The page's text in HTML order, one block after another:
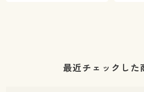
最近チェックした